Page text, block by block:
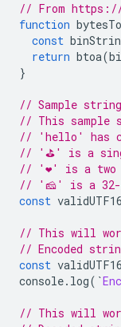
// From https://
function
const
return btoa(
}
// Sample
// This sample
// 'hello' has
// '⛳' is a
// '❤️' is a two
// '🧀' is a 32-
const
// This will
// Encoded
const
console. log(`
// This will